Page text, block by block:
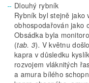
Dlouhý rybník
Rybník byl stejně jako
obhospodařován jako
Obsádka byla
(tab. 3). V květnu
kapra v důsledku
rozvojem vláknitých
a amura bílého